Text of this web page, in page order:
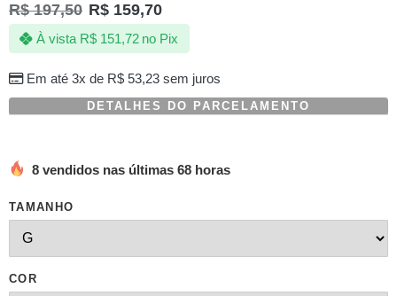
5.00de 5,
com
baseado
em
de
cliente
R$197,50 R$ 159,70
Em até 3x de R$53,23sem juros
À vista R$151,72 no Pix
DETALHES DO PARCELAMENTO
8 vendidos nas últimas 68 horas
TAMANHO
COR